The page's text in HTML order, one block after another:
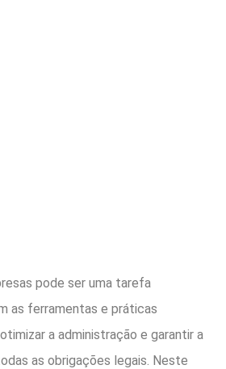
pode ser uma tarefa
as ferramentas e práticas
a administração e garantir a
as obrigações legais. Neste